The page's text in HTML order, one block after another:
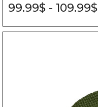
99.99$ - 109.99$